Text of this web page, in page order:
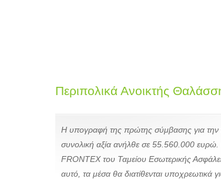
Περιπολικά Ανοικτής
Η υπογραφή της πρώτης σύμβασης για την
συνολική αξία ανήλθε σε 55.560.000
FRONTEX του Ταμείου Εσωτερικής
αυτό, τα μέσα θα διατίθενται υποχρεωτικά